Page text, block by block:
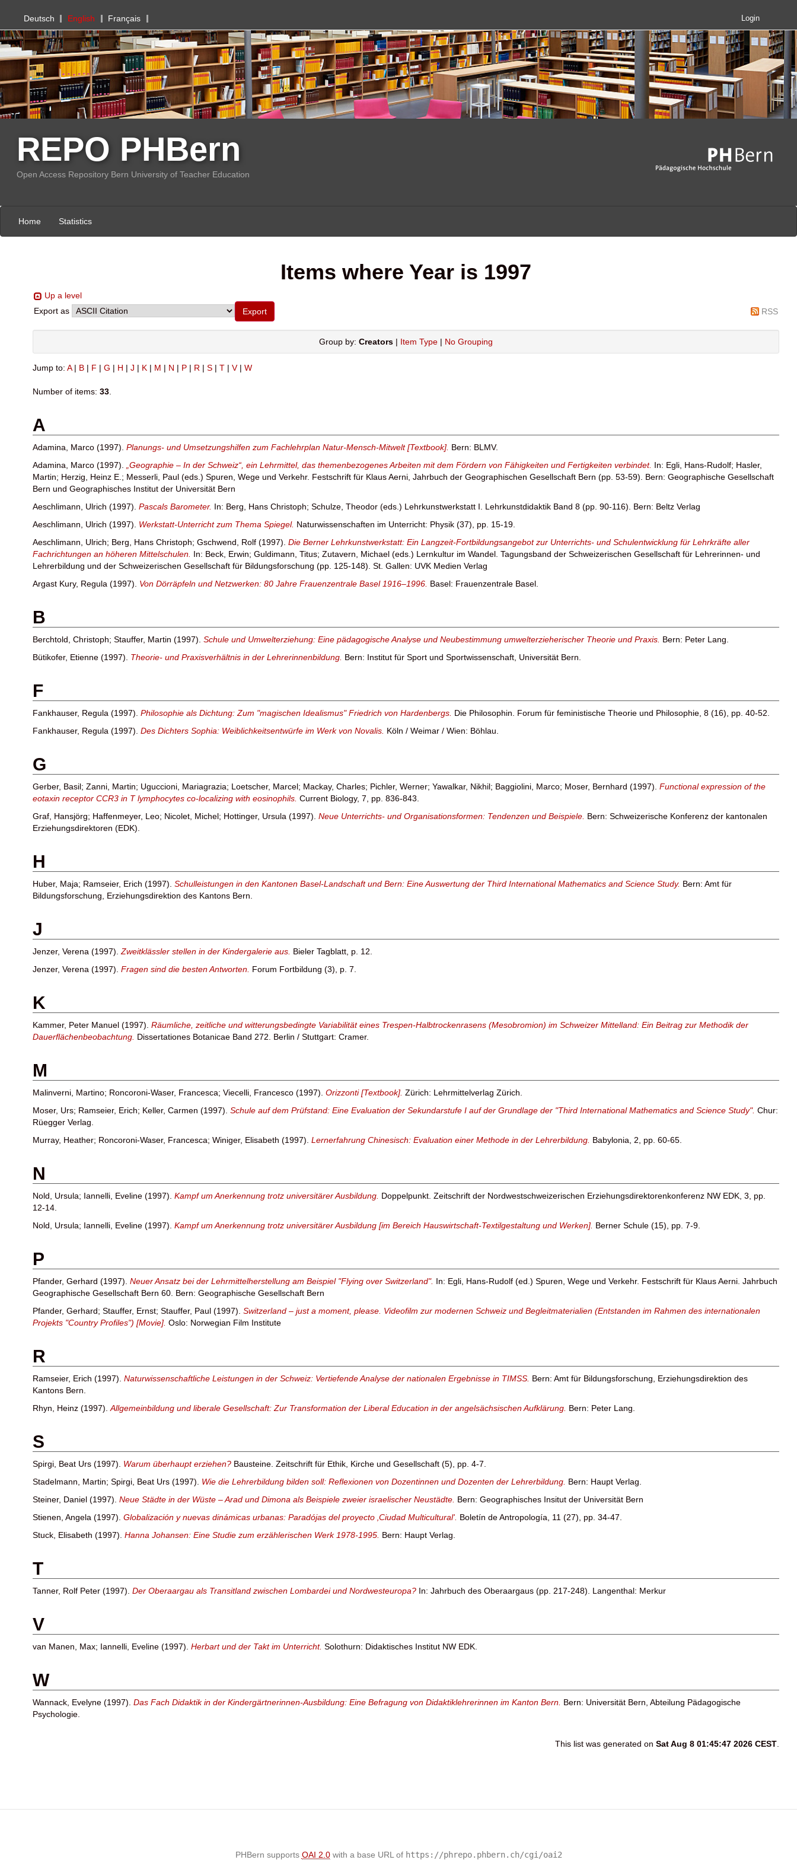
PHBern
Deutsch English Français Login
REPO PHBern
Open Access Repository Bern University of Teacher Education
Home Statistics
Items where Year is 1997
Up a level
Export as
RSS
Group by: Creators | Item Type | No Grouping
Jump to: A| B | F | G | H | J | K | M | N | P | R | S | T | V| W
Number of items: 33.
A
Adamina, Marco (1997). Planungs- und Umsetzungshilfen zum Fachlehrplan Natur-Mensch-Mitwelt [Textbook]. Bern: BLMV.
Adamina, Marco (1997). „Geographie – In der Schweiz“, ein Lehrmittel, das themenbezogenes Arbeiten mit dem Fördern von Fähigkeiten und Fertigkeiten verbindet. In: Egli, Hans-Rudolf; Hasler,
Martin; Herzig, Heinz E.; Messerli, Paul (eds.) Spuren, Wege und Verkehr. Festschrift für Klaus Aerni, Jahrbuch der Geographischen Gesellschaft Bern (pp. 53-59). Bern: Geographische Gesellschaft
Bern und Geographisches Institut der Universität Bern
Aeschlimann, Ulrich (1997). Pascals Barometer. In: Berg, Hans Christoph; Schulze, Theodor (eds.) Lehrkunstwerkstatt I. Lehrkunstdidaktik Band 8 (pp. 90-116). Bern: Beltz Verlag
Aeschlimann, Ulrich (1997). Werkstatt-Unterricht zum Thema Spiegel. Naturwissenschaften im Unterricht: Physik (37), pp. 15-19.
Aeschlimann, Ulrich; Berg, Hans Christoph; Gschwend, Rolf (1997). Die Berner Lehrkunstwerkstatt: Ein Langzeit-Fortbildungsangebot zur Unterrichts- und Schulentwicklung für Lehrkräfte aller
Fachrichtungen an höheren Mittelschulen. In: Beck, Erwin; Guldimann, Titus; Zutavern, Michael (eds.) Lernkultur im Wandel. Tagungsband der Schweizerischen Gesellschaft für Lehrerinnen- und
Lehrerbildung und der Schweizerischen Gesellschaft für Bildungsforschung (pp. 125-148). St. Gallen: UVK Medien Verlag
Argast Kury, Regula (1997). Von Dörräpfeln und Netzwerken: 80 Jahre Frauenzentrale Basel 1916–1996. Basel: Frauenzentrale Basel.
B
Berchtold, Christoph; Stauffer, Martin (1997). Schule und Umwelterziehung: Eine pädagogische Analyse und Neubestimmung umwelterzieherischer Theorie und Praxis. Bern: Peter Lang.
Bütikofer, Etienne (1997). Theorie- und Praxisverhältnis in der Lehrerinnenbildung. Bern: Institut für Sport und Sportwissenschaft, Universität Bern.
F
Fankhauser, Regula (1997). Philosophie als Dichtung: Zum "magischen Idealismus" Friedrich von Hardenbergs. Die Philosophin. Forum für feministische Theorie und Philosophie, 8 (16), pp. 40-52.
Fankhauser, Regula (1997). Des Dichters Sophia: Weiblichkeitsentwürfe im Werk von Novalis. Köln / Weimar / Wien: Böhlau.
G
Gerber, Basil; Zanni, Martin; Uguccioni, Mariagrazia; Loetscher, Marcel; Mackay, Charles; Pichler, Werner; Yawalkar, Nikhil; Baggiolini, Marco; Moser, Bernhard (1997). Functional expression of the
eotaxin receptor CCR3 in T lymphocytes co-localizing with eosinophils. Current Biology, 7, pp. 836-843.
Graf, Hansjörg; Haffenmeyer, Leo; Nicolet, Michel; Hottinger, Ursula (1997). Neue Unterrichts- und Organisationsformen: Tendenzen und Beispiele. Bern: Schweizerische Konferenz der kantonalen
Erziehungsdirektoren (EDK).
H
Huber, Maja; Ramseier, Erich (1997). Schulleistungen in den Kantonen Basel-Landschaft und Bern: Eine Auswertung der Third International Mathematics and Science Study. Bern: Amt für
Bildungsforschung, Erziehungsdirektion des Kantons Bern.
J
Jenzer, Verena (1997).Zweitklässler stellen in der Kindergalerie aus. Bieler Tagblatt, p. 12.
Jenzer, Verena (1997). Fragen sind die besten Antworten. Forum Fortbildung (3), p. 7.
K
Kammer, Peter Manuel (1997). Räumliche, zeitliche und witterungsbedingte Variabilität eines Trespen-Halbtrockenrasens (Mesobromion) im Schweizer Mittelland: Ein Beitrag zur Methodik der
Dauerflächenbeobachtung. Dissertationes Botanicae Band 272. Berlin / Stuttgart: Cramer.
M
Malinverni, Martino; Roncoroni-Waser, Francesca; Viecelli, Francesco (1997). Orizzonti [Textbook]. Zürich: Lehrmittelverlag Zürich.
Moser, Urs; Ramseier, Erich; Keller, Carmen (1997). Schule auf dem Prüfstand: Eine Evaluation der Sekundarstufe I auf der Grundlage der "Third International Mathematics and Science Study". Chur:
Rüegger Verlag.
Murray, Heather; Roncoroni-Waser, Francesca; Winiger, Elisabeth (1997). Lernerfahrung Chinesisch: Evaluation einer Methode in der Lehrerbildung. Babylonia, 2, pp. 60-65.
N
Nold, Ursula; Iannelli, Eveline (1997). Kampf um Anerkennung trotz universitärer Ausbildung. Doppelpunkt. Zeitschrift der Nordwestschweizerischen Erziehungsdirektorenkonferenz NW EDK, 3, pp.
12-14.
Nold, Ursula; Iannelli, Eveline (1997). Kampf um Anerkennung trotz universitärer Ausbildung [im Bereich Hauswirtschaft-Textilgestaltung und Werken]. Berner Schule (15), pp. 7-9.
P
Pfander, Gerhard (1997). Neuer Ansatz bei der Lehrmittelherstellung am Beispiel "Flying over Switzerland". In: Egli, Hans-Rudolf (ed.) Spuren, Wege und Verkehr. Festschrift für Klaus Aerni. Jahrbuch
Geographische Gesellschaft Bern 60. Bern: Geographische Gesellschaft Bern
Pfander, Gerhard; Stauffer, Ernst; Stauffer, Paul (1997). Switzerland – just a moment, please. Videofilm zur modernen Schweiz und Begleitmaterialien (Entstanden im Rahmen des internationalen
Projekts "Country Profiles") [Movie]. Oslo: Norwegian Film Institute
R
Ramseier, Erich (1997). Naturwissenschaftliche Leistungen in der Schweiz: Vertiefende Analyse der nationalen Ergebnisse in TIMSS. Bern: Amt für Bildungsforschung, Erziehungsdirektion des
Kantons Bern.
Rhyn, Heinz (1997).Allgemeinbildung und liberale Gesellschaft: Zur Transformation der Liberal Education in der angelsächsischen Aufklärung. Bern: Peter Lang.
S
Spirgi, Beat Urs (1997). Warum überhaupt erziehen? Bausteine. Zeitschrift für Ethik, Kirche und Gesellschaft (5), pp. 4-7.
Stadelmann, Martin; Spirgi, Beat Urs (1997). Wie die Lehrerbildung bilden soll: Reflexionen von Dozentinnen und Dozenten der Lehrerbildung. Bern: Haupt Verlag.
Steiner, Daniel (1997). Neue Städte in der Wüste – Arad und Dimona als Beispiele zweier israelischer Neustädte. Bern: Geographisches Insitut der Universität Bern
Stienen, Angela (1997). Globalización y nuevas dinámicas urbanas: Paradójas del proyecto ‚Ciudad Multicultural'. Boletín de Antropología, 11 (27), pp. 34-47.
Stuck, Elisabeth (1997). Hanna Johansen: Eine Studie zum erzählerischen Werk 1978-1995. Bern: Haupt Verlag.
T
Tanner, Rolf Peter (1997). Der Oberaargau als Transitland zwischen Lombardei und Nordwesteuropa? In: Jahrbuch des Oberaargaus (pp. 217-248). Langenthal: Merkur
V
van Manen, Max; Iannelli, Eveline (1997). Herbart und der Takt im Unterricht. Solothurn: Didaktisches Institut NW EDK.
W
Wannack, Evelyne (1997). Das Fach Didaktik in der Kindergärtnerinnen-Ausbildung: Eine Befragung von Didaktiklehrerinnen im Kanton Bern. Bern: Universität Bern, Abteilung Pädagogische
Psychologie.
This list was generated on Sat Aug 8 01:45:47 2026 CEST.
PHBern supports OAI 2.0with a base URL of https://phrepo.phbern.ch/cgi/oai2